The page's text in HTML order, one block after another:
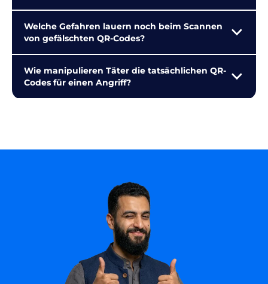
Welche Gefahren lauern noch beim Scannen
von gefälschten QR-Codes?
Wie manipulieren Täter die tatsächlichen QR-
Codes für einen Angriff?